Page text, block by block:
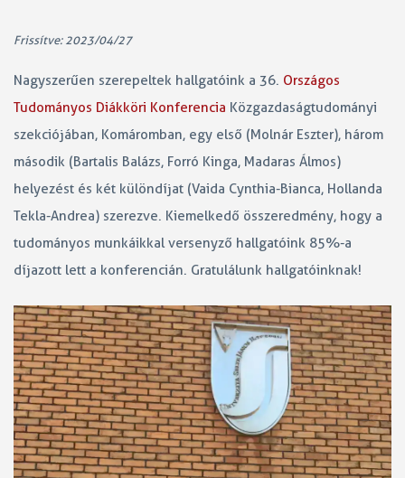
Frissítve: 2023/04/27
Nagyszerűen szerepeltek hallgatóink a 36. Országos
Tudományos Diákköri Konferencia Közgazdaságtudományi
szekciójában, Komáromban, egy első (Molnár Eszter), három
második (Bartalis Balázs, Forró Kinga, Madaras Álmos)
helyezést és két különdíjat (Vaida Cynthia-Bianca, Hollanda
Tekla-Andrea) szerezve. Kiemelkedő összeredmény, hogy a
tudományos munkáikkal versenyző hallgatóink 85%-a
díjazott lett a konferencián. Gratulálunk hallgatóinknak!